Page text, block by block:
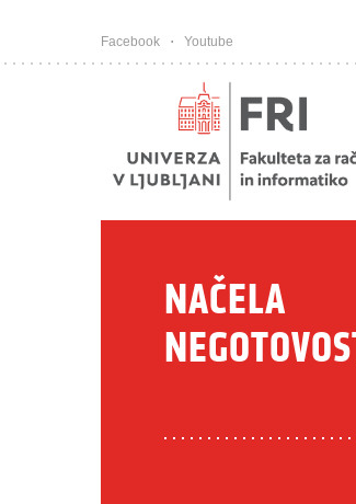
Facebook Youtube
NAČELA